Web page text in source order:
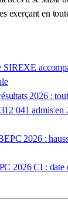
exerçant en
2026 :
041 admis en
2026 :
2026 CI : date